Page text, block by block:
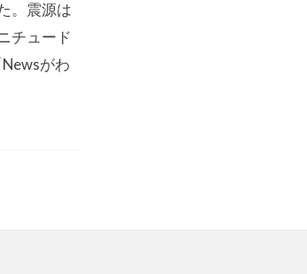
。震源は
チュード
がわ